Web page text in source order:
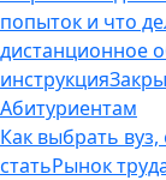
попыток и что
дистанционное
инструкция
Абитуриентам
Как выбрать
статьРынок